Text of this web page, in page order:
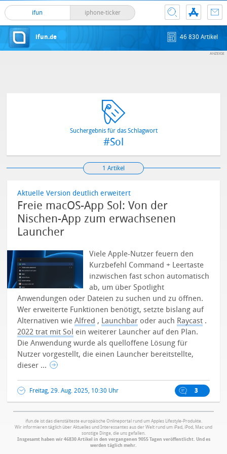
ifun iphone-ticker
ifun.de 46 830 Artikel
Suchergebnis für das Schlagwort
#Sol
1 Artikel
Aktuelle Version deutlich erweitert
Freie macOS-App Sol: Von der
Nischen-App zum erwachsenen
Launcher
Viele Apple-Nutzer feuern den
Kurzbefehl Command + Leertaste
inzwischen fast schon automatisch
ab, um über Spotlight
Anwendungen oder Dateien zu suchen und zu öffnen.
Wer erweiterte Funktionen benötigt, setzte bislang auf
Alternativen wieAlfred , Launchbar oder auch Raycast .
2022 trat mit Sol ein weiterer Launcher auf den Plan.
Die Anwendung wurde als quelloffene Lösung für
Nutzer vorgestellt, die einen Launcher bereitstellte,
dieser ...
Freitag, 29. Aug. 2025, 10:30 Uhr 3
ifun.de ist das dienstälteste europäische Onlineportal rund um Apples Lifestyle-Produkte.
Wir informieren täglich über Aktuelles und Interessantes aus der Welt rund um iPad, iPod, Mac und
sonstige Dinge, die uns gefallen.
Insgesamt haben wir 46830 Artikel in den vergangenen 9055 Tagen veröffentlicht. Und es
werden täglich mehr.